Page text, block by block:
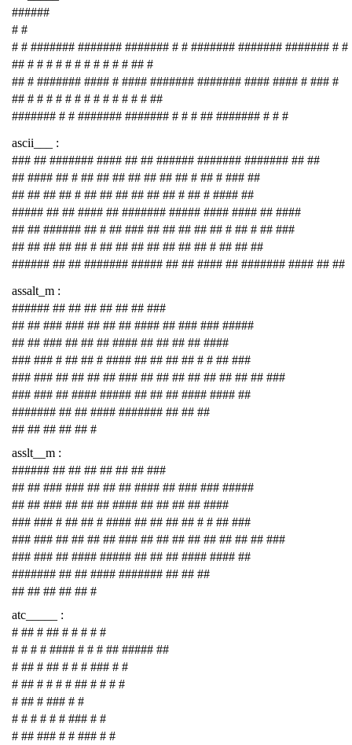
######
# #
# # ####### ####### ####### # # ####### ####### ####### # #
## # # # # # # # # # # # ## #
## # ####### #### # #### ####### ####### #### #### # ### #
## # # # # # # # # # # # # # ##
####### # # ####### ####### # # # ## ####### # # #
ascii___ :
### ## ####### #### ## ## ###### ####### ####### ## ##
## #### ## # ## ## ## ## ## ## ## # ## # ### ##
## ## ## ## # ## ## ## ## ## ## # ## # #### ##
##### ## ## #### ## ####### ##### #### #### ## ####
## ## ###### ## # ## ### ## ## ## ## ## # ## # ## ###
## ## ## ## ## # ## ## ## ## ## ## ## # ## ## ##
###### ## ## ####### ##### ## ## #### ## ####### #### ## ##
assalt_m :
###### ## ## ## ## ## ## ###
## ## ### ### ## ## ## #### ## ### ### #####
## ## ### ## ## ## #### ## ## ## ## ####
### ### # ## ## # #### ## ## ## ## # # ## ###
### ### ## ## ## ## ### ## ## ## ## ## ## ## ## ###
### ### ## #### ##### ## ## ## #### #### ##
####### ## ## #### ####### ## ## ##
## ## ## ## ## #
asslt__m :
###### ## ## ## ## ## ## ###
## ## ### ### ## ## ## #### ## ### ### #####
## ## ### ## ## ## #### ## ## ## ## ####
### ### # ## ## # #### ## ## ## ## # # ## ###
### ### ## ## ## ## ### ## ## ## ## ## ## ## ## ###
### ### ## #### ##### ## ## ## #### #### ##
####### ## ## #### ####### ## ## ##
## ## ## ## ## #
atc_____ :
# ## # ## # # # # #
# # # # #### # # # ## ##### ##
# ## # ## # # # ### # #
# ## # # # # ## # # # #
# ## # ### # #
# # # # # # ### # #
# ## ### # # ### # #